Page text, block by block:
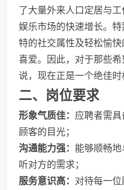
了大量外来人口定居与
娱乐市场的快速增长。
特的社交属性及轻松愉
喜爱。因此，对于那些
说，现在正是一个绝佳时
二、岗位要求
形象气质佳： 应聘者需具
顾客的目光；
沟通能力强： 能够顺畅
听对方的需求；
服务意识高： 对待每一位